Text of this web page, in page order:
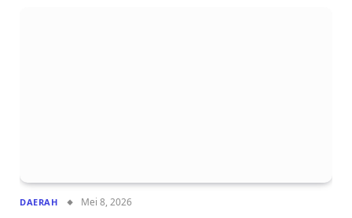
DAERAH Mei 8, 2026